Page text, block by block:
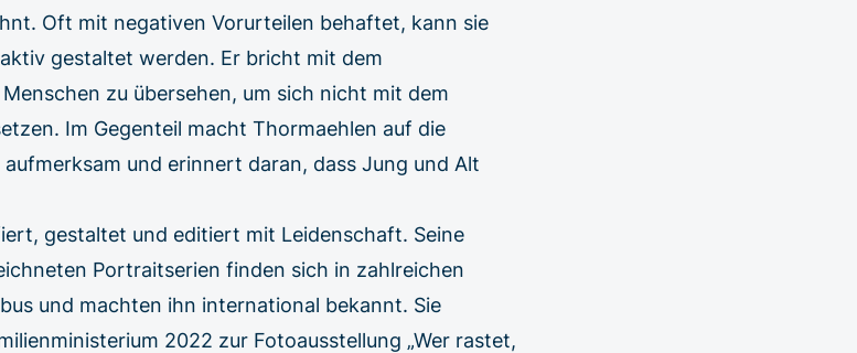
Oft mit negativen Vorurteilen behaftet, kann sie
gestaltet werden. Er bricht mit dem
zu übersehen, um sich nicht mit dem
Im Gegenteil macht Thormaehlen auf die
und erinnert daran, dass Jung und Alt
gestaltet und editiert mit Leidenschaft. Seine
Portraitserien finden sich in zahlreichen
und machten ihn international bekannt. Sie
2022 zur Fotoausstellung „Wer rastet,